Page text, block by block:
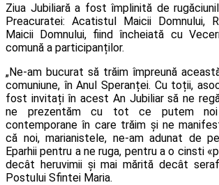
Ziua Jubiliară a fost împlinită de
Preacuratei: Acatistul Maicii Domnului,
Maicii Domnului, fiind încheiată cu
comună a participanților.
„Ne-am bucurat să trăim împreună
comuniune, în Anul Speranței. Cu toții,
fost invitați în acest An Jubiliar să ne
ne prezentăm cu tot ce putem
contemporane în care trăim și ne
că noi, marianistele, ne-am adunat de
Eparhii pentru a ne ruga, pentru a o cinsti
decât heruvimii și mai mărită decât
Postului Sfintei Maria.